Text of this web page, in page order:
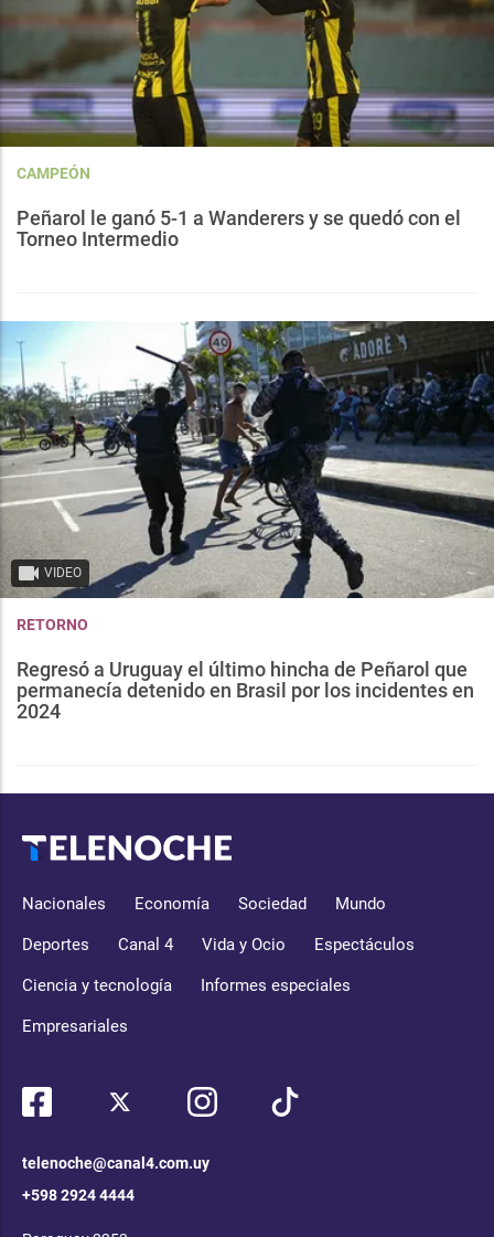
CAMPEÓN
Peñarol le ganó 5-1 a Wanderers y se quedó con el
Torneo Intermedio
VIDEO
RETORNO
Regresó a Uruguay el último hincha de Peñarol que
permanecía detenido en Brasil por los incidentes en
2024
Nacionales Economía Sociedad Mundo
Deportes Canal 4 Vida y Ocio Espectáculos
Ciencia y tecnología Informes especiales
Empresariales
telenoche@canal4.com.uy
+598 2924 4444